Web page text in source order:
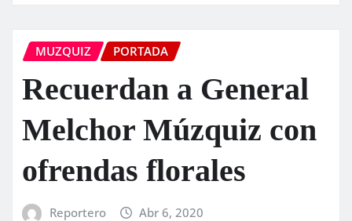
MUZQUIZ PORTADA
Recuerdan a General
Melchor Múzquiz con
ofrendas florales
Reportero Abr 6, 2020